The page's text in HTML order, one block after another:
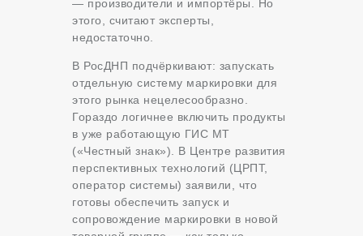
— производители и импортёры. Но
этого, считают эксперты,
недостаточно.
В РосДНП подчёркивают: запускать
отдельную систему маркировки для
этого рынка нецелесообразно.
Гораздо логичнее включить продукты
в уже работающую ГИС МТ
(«Честный знак»). В Центре развития
перспективных технологий (ЦРПТ,
оператор системы) заявили, что
готовы обеспечить запуск и
сопровождение маркировки в новой